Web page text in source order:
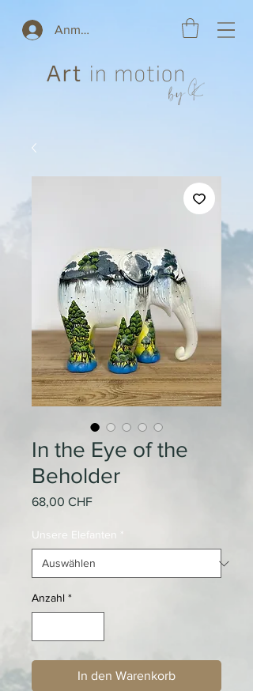
Anmelden
In the Eye of the
Beholder
68,00 CHFPreis
Unsere Elefanten *
Anzahl *
In den Warenkorb